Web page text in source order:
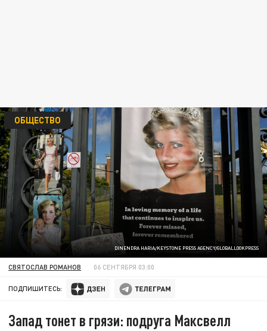
DINENDRA HARIA/KEYSTONE PRESS AGENCY/GLOBALLOOKPRESS
ОБЩЕСТВО
СВЯТОСЛАВ РОМАНОВ 06 СЕНТЯБРЯ 03:00
ПОДПИШИТЕСЬ:
Запад тонет в грязи: подруга Максвелл